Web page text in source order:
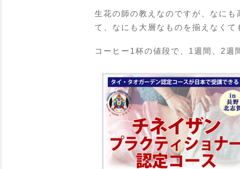
生花の師の教えなのですが、なに
て、なにも大層なものを揃えなくて
コーヒー1杯の値段で、1週間、2週